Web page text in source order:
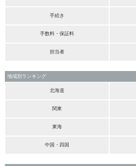
手続き
手数料・保証料
担当者
地域別ランキング
北海道
関東
東海
中国・四国